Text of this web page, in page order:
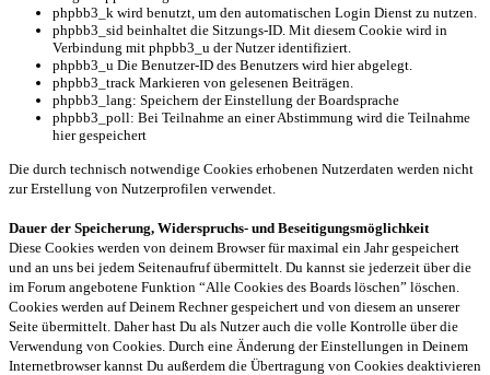
phpbb3_k wird benutzt, um den automatischen Login Dienst zu nutzen.
phpbb3_sid beinhaltet die Sitzungs-ID. Mit diesem Cookie wird in
Verbindung mit phpbb3_u der Nutzer identifiziert.
phpbb3_u Die Benutzer-ID des Benutzers wird hier abgelegt.
phpbb3_track Markieren von gelesenen Beiträgen.
phpbb3_lang: Speichern der Einstellung der Boardsprache
phpbb3_poll: Bei Teilnahme an einer Abstimmung wird die Teilnahme
hier gespeichert
Die durch technisch notwendige Cookies erhobenen Nutzerdaten werden nicht
zur Erstellung von Nutzerprofilen verwendet.
Dauer der Speicherung, Widerspruchs- und Beseitigungsmöglichkeit
Diese Cookies werden von deinem Browser für maximal ein Jahr gespeichert
und an uns bei jedem Seitenaufruf übermittelt. Du kannst sie jederzeit über die
im Forum angebotene Funktion “Alle Cookies des Boards löschen” löschen.
Cookies werden auf Deinem Rechner gespeichert und von diesem an unserer
Seite übermittelt. Daher hast Du als Nutzer auch die volle Kontrolle über die
Verwendung von Cookies. Durch eine Änderung der Einstellungen in Deinem
Internetbrowser kannst Du außerdem die Übertragung von Cookies deaktivieren